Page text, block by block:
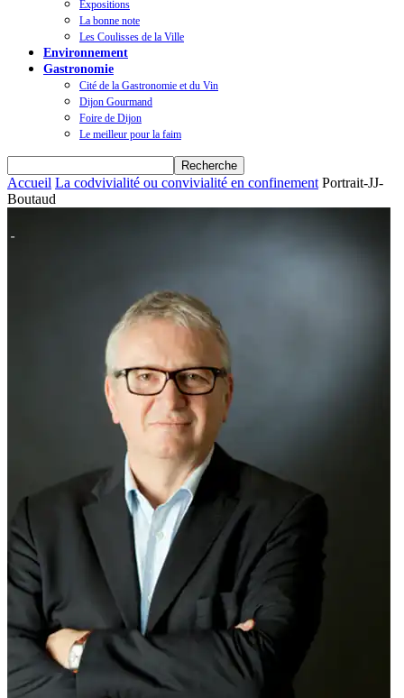
Expositions
La bonne note
Les Coulisses de la Ville
Environnement
Gastronomie
Cité de la Gastronomie et du Vin
Dijon Gourmand
Foire de Dijon
Le meilleur pour la faim
Accueil La codvivialité ou convivialité en confinement Portrait-JJ-
Boutaud